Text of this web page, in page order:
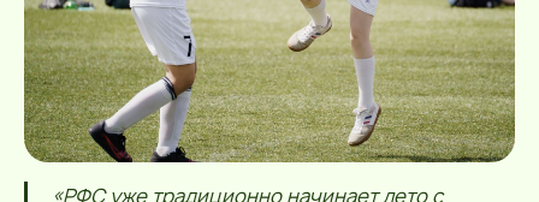
«РФС уже традиционно начинает лето с